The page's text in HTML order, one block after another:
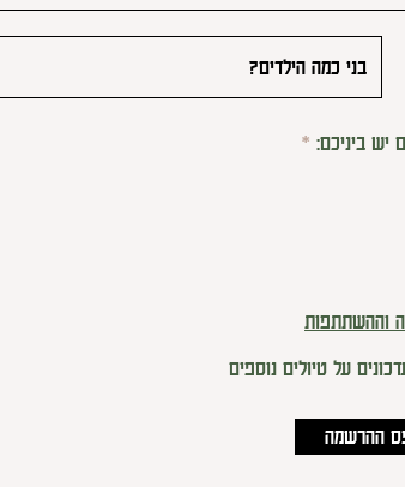
יש ביניכם: *
וההשתתפות
על טיולים נוספים
ההרשמה